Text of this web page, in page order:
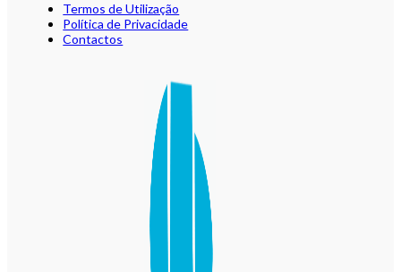
Termos de Utilização
Política de Privacidade
Contactos